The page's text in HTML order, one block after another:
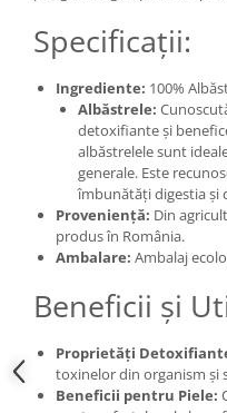
Specificații:
Ingrediente: 100%
Albăstrele:
detoxifiante și
albăstrelele sunt
generale. Este
îmbunătăți digestia și
Proveniență: Din
produs în România.
Ambalare: Ambalaj
Beneficii și
Proprietăți
toxinelor din organism și
Beneficii pentru Piele: